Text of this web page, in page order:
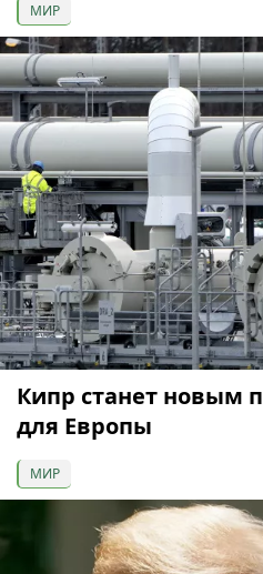
МИР
Кипр станет новым
для Европы
МИР